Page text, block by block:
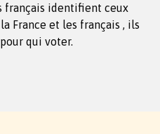
français identifient ceux
France et les français , ils
qui voter.